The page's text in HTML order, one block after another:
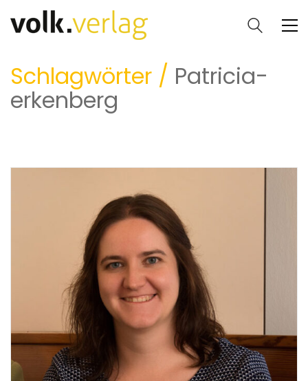
Schlagwörter / Patricia-
erkenberg